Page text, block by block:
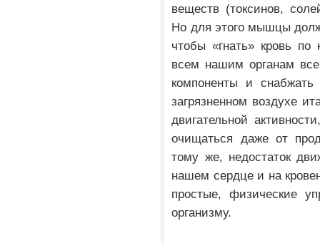
веществ (токсинов,
Но для этого мышцы
чтобы «гнать» кровь по
всем нашим органам
компоненты и
загрязненном воздухе
двигательной
очищаться даже от
тому же, недостаток
нашем сердце и на
простые, физические
организму.